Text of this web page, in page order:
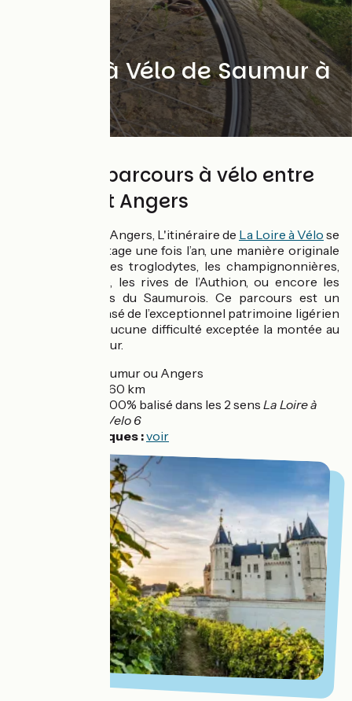
La Loire à Vélo de Saumur à
60 km de parcours à vélo entre
Saumur et Angers
Entre Saumur et Angers, L'itinéraire de La Loire à Vélo se
pare d’un air vintage une fois l’an, une manière originale
de redécouvrir les troglodytes, les champignonnières,
les îles de Loire, les rives de l’Authion, ou encore les
coteaux viticoles du Saumurois. Ce parcours est un
véritable condensé de l’exceptionnel patrimoine ligérien
et ne présente aucune difficulté exceptée la montée au
château de Saumur.
Saumur ou Angers
60 km
100% balisé dans les 2 sens La Loire à
Vélo / EuroVelo 6
Infos pratiques :voir